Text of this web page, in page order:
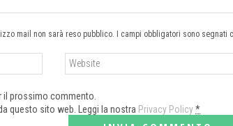
mail non sarà reso pubblico. I campi obbligatori sono segnati
il prossimo commento.
questo sito web. Leggi la nostra Privacy Policy*